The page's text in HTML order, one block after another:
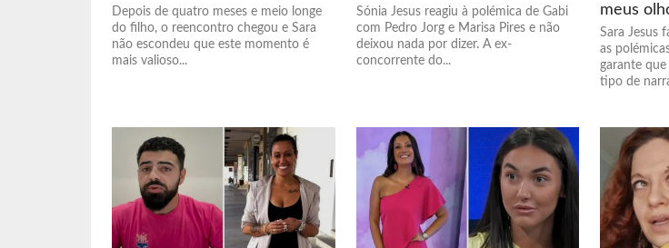
Depois de quatro meses e meio longe
do filho, o reencontro chegou e Sara
não escondeu que este momento é
mais valioso...
Sónia Jesus reagiu à polémica de Gabi
com Pedro Jorg e Marisa Pires e não
deixou nada por dizer. A ex-
concorrente do...
meus
Sara Jesus
as
garante
tipo de